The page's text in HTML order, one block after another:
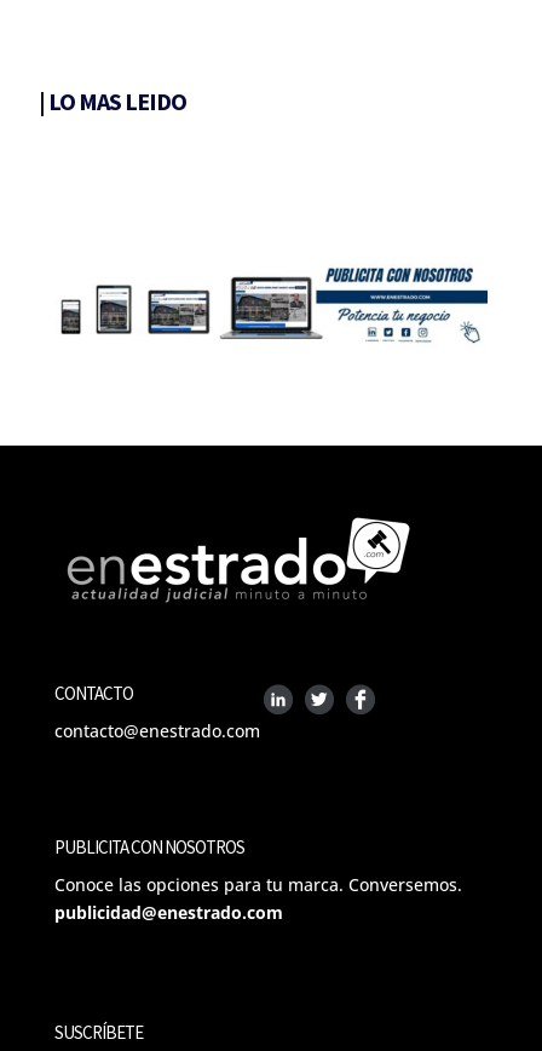
| LO MAS LEIDO
CONTACTO
contacto@enestrado.com
PUBLICITA CON NOSOTROS
Conoce las opciones para tu marca. Conversemos.
publicidad@enestrado.com
SUSCRÍBETE